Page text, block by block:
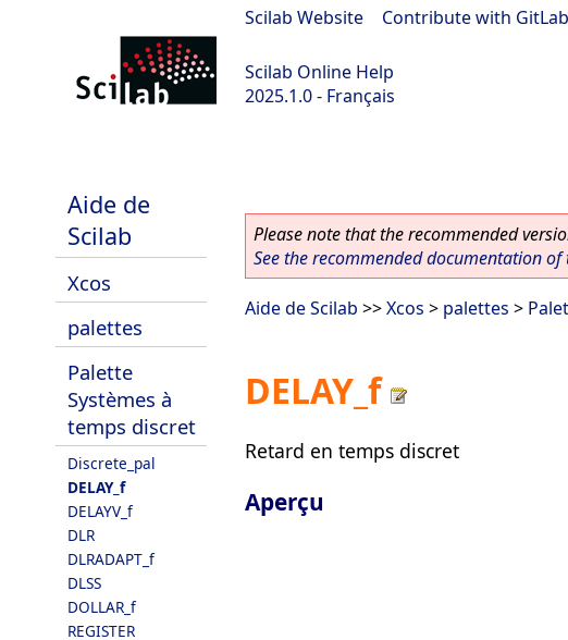
Scilab Website Contribute with GitLab
Scilab Online Help
2025.1.0 - Français
Aide de
Scilab
Xcos
palettes
Palette
Systèmes à
temps discret
Discrete_pal
DELAY_f
DELAYV_f
DLR
DLRADAPT_f
DLSS
DOLLAR_f
REGISTER
Please note that the recommended
See the recommended documentation
Aide de Scilab >>Xcos > palettes >
DELAY_f
Retard en temps discret
Aperçu